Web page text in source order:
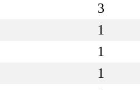
3
1
1
1